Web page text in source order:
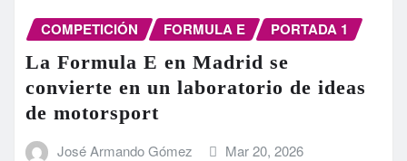
COMPETICIÓN FORMULA E PORTADA 1
La Formula E en Madrid se
convierte en un laboratorio de ideas
de motorsport
José Armando Gómez Mar 20, 2026